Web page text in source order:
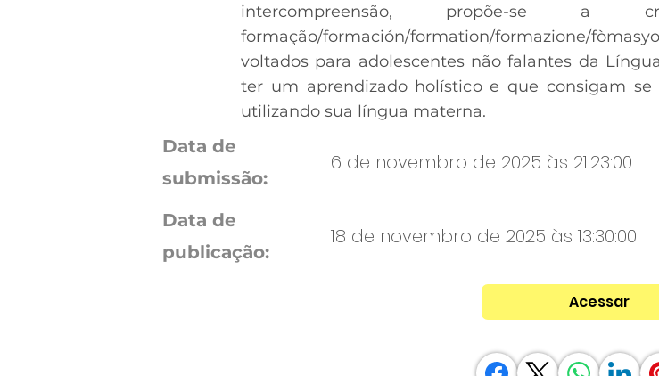
intercompreensão, propõe-se
formação/formación/formation/formazione/
voltados para adolescentes não falantes da
ter um aprendizado holístico e que consigam
utilizando sua língua materna.
Data de
submissão:
6 de novembro de 2025 às 21:23:00
Data de
publicação:
18 de novembro de 2025 às 13:30:00
Acessar